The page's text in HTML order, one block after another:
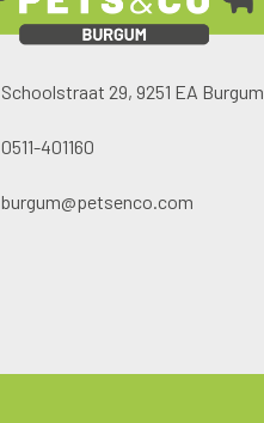
Schoolstraat 29, 9251 EA Burgum
0511-401160
burgum@petsenco.com